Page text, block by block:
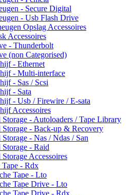
- Secure Digital
- Usb Flash Drive
Opslag Accessoires
Accessoires
- Thunderbolt
(non Categorised)
- Ethernet
- Multi-interface
- Sas / Scsi
- Sata
- Usb / Firewire / E-sata
Accessoires
- Autoloaders / Tape Library
Storage - Back-up & Recovery
- Nas / Ndas / San
- Raid
Accessoires
- Rdx
Tape - Lto
Tape Drive - Lto
Tape Drive - Rdx